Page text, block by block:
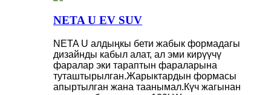
NETA U EV SUV
NETA U алдыңкы бети жабык формадагы
дизайнды кабыл алат, ал эми кирүүчү
фаралар эки тараптын фараларына
туташтырылган.Жарыктардын формасы
апыртылган жана таанымал.Күч жагынан